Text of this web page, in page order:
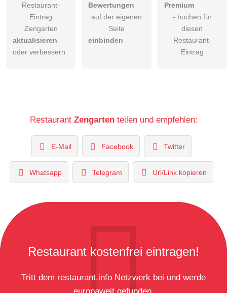
Restaurant-
Eintrag
Zengarten
aktualisieren
oder verbessern
Bewertungen
auf der eigenen
Seite
einbinden
Premium
- buchen für
diesen
Restaurant-
Eintrag
Restaurant Zengartenteilen und empfehlen:
E-Mail Facebook Twitter
Whatsapp Telegram Url/Link kopieren
Restaurant kostenfrei eintragen!
Tritt dem restaurant.info Netzwerk bei und werde